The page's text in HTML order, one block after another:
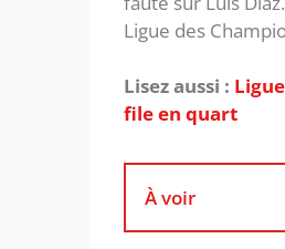
Ligue des
Lisez aussi :
file en quart
À voir